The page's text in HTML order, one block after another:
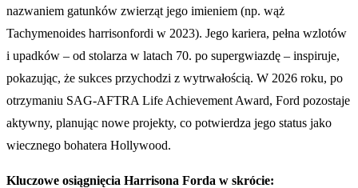
nazwaniem gatunków zwierząt jego imieniem (np. wąż
Tachymenoides harrisonfordi w 2023). Jego kariera, pełna wzlotów
i upadków – od stolarza w latach 70. po supergwiazdę – inspiruje,
pokazując, że sukces przychodzi z wytrwałością. W 2026 roku, po
otrzymaniu SAG-AFTRA Life Achievement Award, Ford pozostaje
aktywny, planując nowe projekty, co potwierdza jego status jako
wiecznego bohatera Hollywood.
Kluczowe osiągnięcia Harrisona Forda w skrócie: